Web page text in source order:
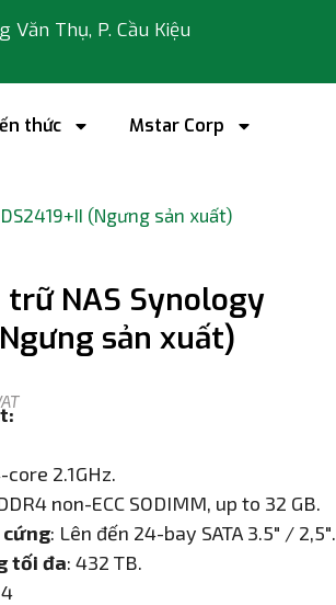
Văn Thụ, P. Cầu Kiệu
thức Mstar Corp
(Ngưng sản xuất)
NAS Synology
sản xuất)
2.1GHz.
non-ECC SODIMM, up to 32 GB.
cứng: Lên đến 24-bay SATA 3.5″ / 2,5″.
tối đa: 432 TB.